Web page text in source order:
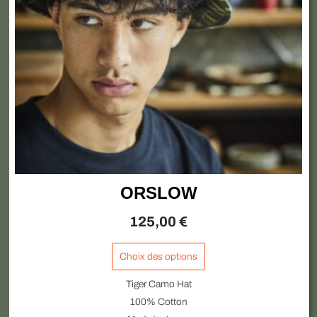
ORSLOW
125,00 €
Choix des options
peuvent
être
choisies
sur
la
page
du
produit
Tiger Camo Hat
100% Cotton